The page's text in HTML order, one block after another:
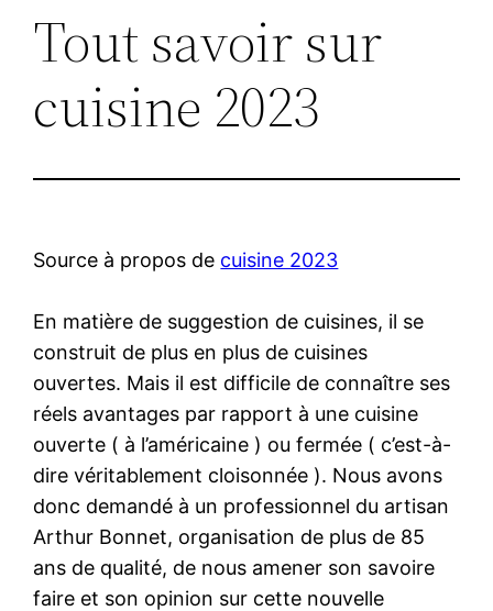
Tout savoir sur
cuisine 2023
Source à propos de cuisine 2023
En matière de suggestion de cuisines, il se
construit de plus en plus de cuisines
ouvertes. Mais il est difficile de connaître ses
réels avantages par rapport à une cuisine
ouverte ( à l’américaine ) ou fermée ( c’est-à-
dire véritablement cloisonnée ). Nous avons
donc demandé à un professionnel du artisan
Arthur Bonnet, organisation de plus de 85
ans de qualité, de nous amener son savoire
faire et son opinion sur cette nouvelle